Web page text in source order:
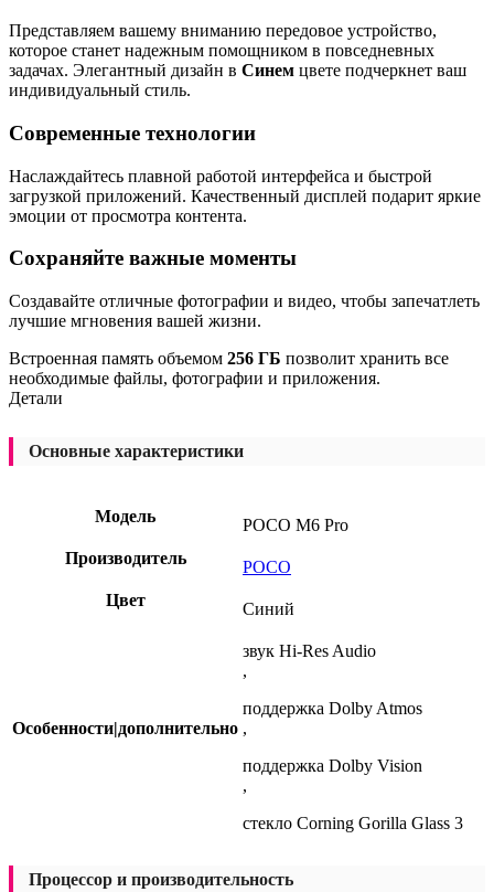
Представляем вашему вниманию передовое устройство,
которое станет надежным помощником в повседневных
задачах. Элегантный дизайн в Синем цвете подчеркнет ваш
индивидуальный стиль.
Современные технологии
Наслаждайтесь плавной работой интерфейса и быстрой
загрузкой приложений. Качественный дисплей подарит яркие
эмоции от просмотра контента.
Сохраняйте важные моменты
Создавайте отличные фотографии и видео, чтобы запечатлеть
лучшие мгновения вашей жизни.
Встроенная память объемом 256 ГБ позволит хранить все
необходимые файлы, фотографии и приложения.
Детали
Основные характеристики
Модель
POCO M6 Pro
Производитель
POCO
Цвет
Синий
Особенности|дополнительно
звук Hi-Res Audio
,
поддержка Dolby Atmos
,
поддержка Dolby Vision
,
стекло Corning Gorilla Glass 3
Процессор и производительность